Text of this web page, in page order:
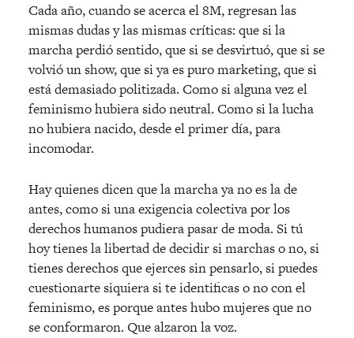
Cada año, cuando se acerca el 8M, regresan las
mismas dudas y las mismas críticas: que si la
marcha perdió sentido, que si se desvirtuó, que si se
volvió un show, que si ya es puro marketing, que si
está demasiado politizada. Como si alguna vez el
feminismo hubiera sido neutral. Como si la lucha
no hubiera nacido, desde el primer día, para
incomodar.
Hay quienes dicen que la marcha ya no es la de
antes, como si una exigencia colectiva por los
derechos humanos pudiera pasar de moda. Si tú
hoy tienes la libertad de decidir si marchas o no, si
tienes derechos que ejerces sin pensarlo, si puedes
cuestionarte siquiera si te identificas o no con el
feminismo, es porque antes hubo mujeres que no
se conformaron. Que alzaron la voz.